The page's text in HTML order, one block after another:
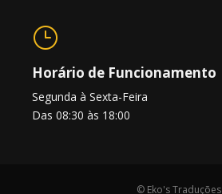
}
Horário de Funcionamento
Segunda à Sexta-Feira
Das 08:30 às 18:00
© Eko's Traduções